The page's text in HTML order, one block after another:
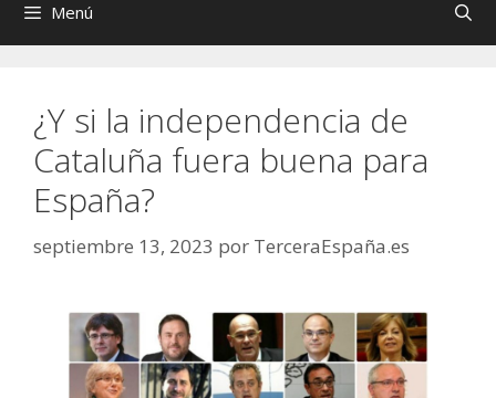
Menú
¿Y si la independencia de
Cataluña fuera buena para
España?
septiembre 13, 2023 por TerceraEspaña.es